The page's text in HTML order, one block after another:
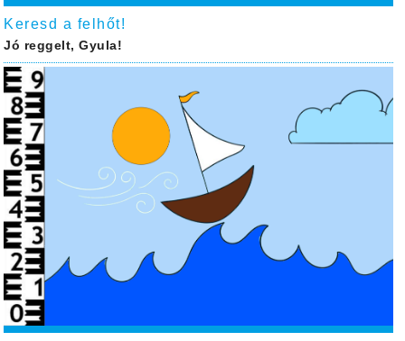
Keresd a felhőt!
Jó reggelt, Gyula!